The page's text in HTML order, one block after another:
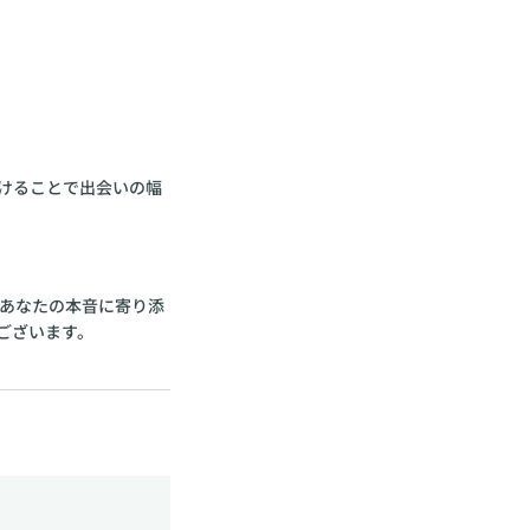
ることで出会いの幅
なたの本音に寄り添
います。